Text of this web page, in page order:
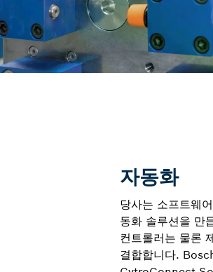
자동화
당사는 소프트웨
동화 솔루션을 만
컨트롤러는 물론
결합합니다.